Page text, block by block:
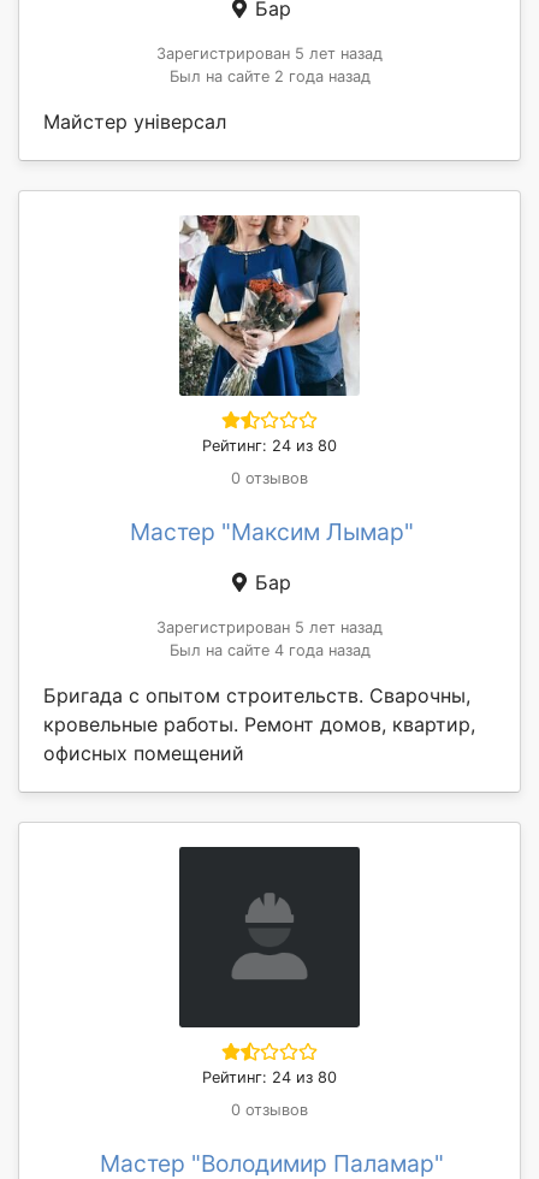
Бар
Зарегистрирован 5 лет назад
Был на сайте 2 года назад
Майстер універсал
Рейтинг: 24 из 80
0 отзывов
Мастер "Максим Лымар"
Бар
Зарегистрирован 5 лет назад
Был на сайте 4 года назад
Бригада с опытом строительств. Сварочны,
кровельные работы. Ремонт домов, квартир,
офисных помещений
Рейтинг: 24 из 80
0 отзывов
Мастер "Володимир Паламар"